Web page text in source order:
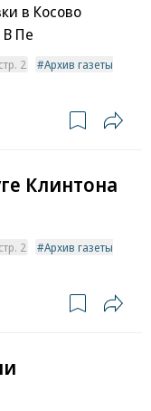
в Косово
Пе
2
Архив газеты
Клинтона
2
Архив газеты